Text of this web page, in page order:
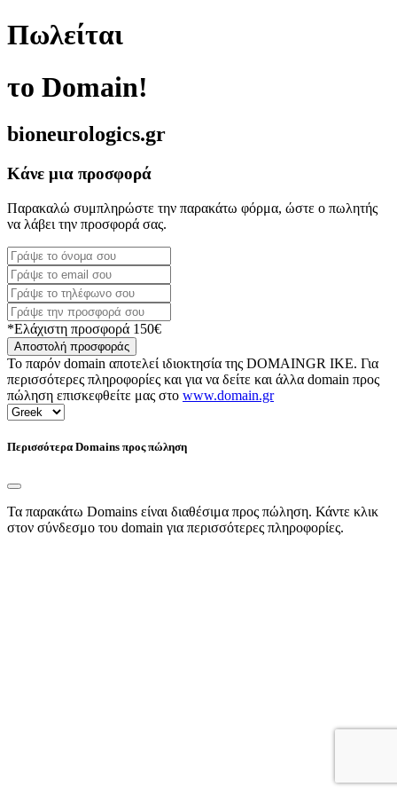
Πωλείται
το Domain!
bioneurologics.gr
Κάνε μια προσφορά
Παρακαλώ συμπληρώστε την παρακάτω φόρμα, ώστε ο πωλητής
να λάβει την προσφορά σας.
*Ελάχιστη προσφορά 150€
Αποστολή προσφοράς
Το παρόν domain αποτελεί ιδιοκτησία της DOMAINGR ΙΚΕ. Για
περισσότερες πληροφορίες και για να δείτε και άλλα domain προς
πώληση επισκεφθείτε μας στο www.domain.gr
Περισσότερα Domains προς πώληση
Τα παρακάτω Domains είναι διαθέσιμα προς πώληση. Κάντε κλικ
στον σύνδεσμο του domain για περισσότερες πληροφορίες.